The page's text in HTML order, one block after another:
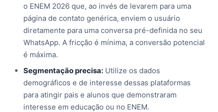
o ENEM 2026 que, ao invés de levarem para uma
página de contato genérica, enviem o usuário
diretamente para uma conversa pré-definida no seu
WhatsApp. A fricção é mínima, a conversão potencial
é máxima.
Segmentação precisa: Utilize os dados
demográficos e de interesse dessas plataformas
para atingir pais e alunos que demonstraram
interesse em educação ou no ENEM.